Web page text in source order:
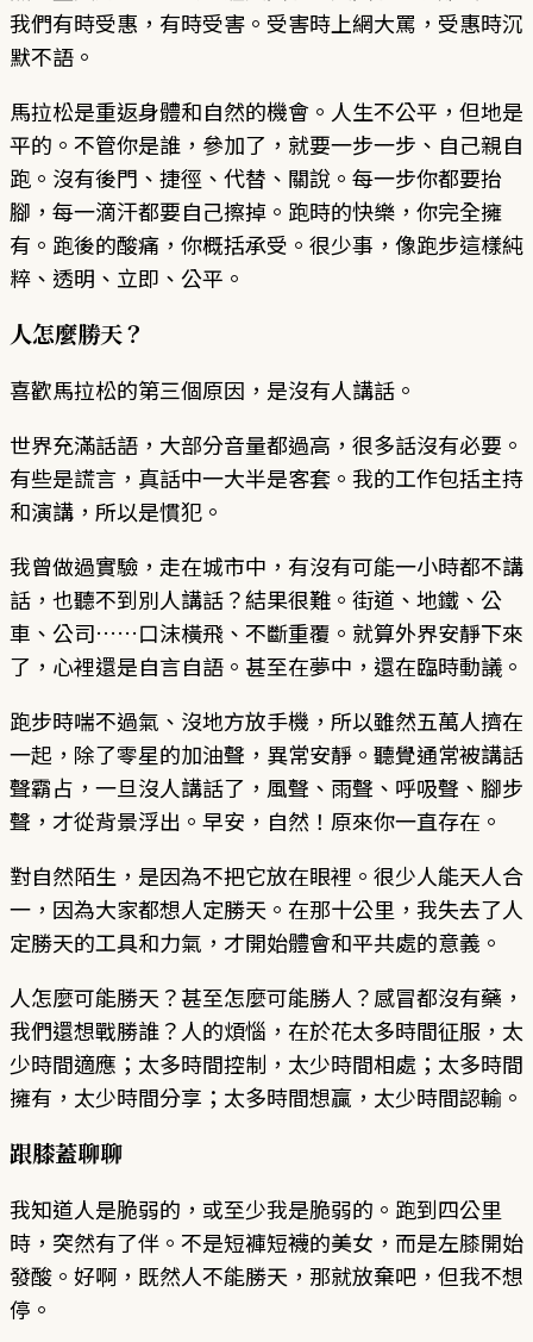
我們有時受惠，有時受害。受害時上網大罵，受惠時沉
默不語。
馬拉松是重返身體和自然的機會。人生不公平，但地是
平的。不管你是誰，參加了，就要一步一步、自己親自
跑。沒有後門、捷徑、代替、關說。每一步你都要抬
腳，每一滴汗都要自己擦掉。跑時的快樂，你完全擁
有。跑後的酸痛，你概括承受。很少事，像跑步這樣純
粹、透明、立即、公平。
人怎麼勝天？
喜歡馬拉松的第三個原因，是沒有人講話。
世界充滿話語，大部分音量都過高，很多話沒有必要。
有些是謊言，真話中一大半是客套。我的工作包括主持
和演講，所以是慣犯。
我曾做過實驗，走在城市中，有沒有可能一小時都不講
話，也聽不到別人講話？結果很難。街道、地鐵、公
車、公司……口沫橫飛、不斷重覆。就算外界安靜下來
了，心裡還是自言自語。甚至在夢中，還在臨時動議。
跑步時喘不過氣、沒地方放手機，所以雖然五萬人擠在
一起，除了零星的加油聲，異常安靜。聽覺通常被講話
聲霸占，一旦沒人講話了，風聲、雨聲、呼吸聲、腳步
聲，才從背景浮出。早安，自然！原來你一直存在。
對自然陌生，是因為不把它放在眼裡。很少人能天人合
一，因為大家都想人定勝天。在那十公里，我失去了人
定勝天的工具和力氣，才開始體會和平共處的意義。
人怎麼可能勝天？甚至怎麼可能勝人？感冒都沒有藥，
我們還想戰勝誰？人的煩惱，在於花太多時間征服，太
少時間適應；太多時間控制，太少時間相處；太多時間
擁有，太少時間分享；太多時間想贏，太少時間認輸。
跟膝蓋聊聊
我知道人是脆弱的，或至少我是脆弱的。跑到四公里
時，突然有了伴。不是短褲短襪的美女，而是左膝開始
發酸。好啊，既然人不能勝天，那就放棄吧，但我不想
停。